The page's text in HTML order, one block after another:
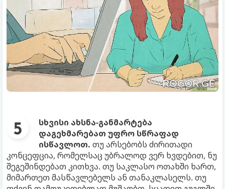
სხვისი ახსნა-განმარტება
დაგეხმარებათ უფრო სწრაფად
ისწავლოთ. თუ არსებობს ძირითადი
კონცეფცია, რომელსაც უბრალოდ ვერ ხვდებით, ნუ
შეგეშინდებათ კითხვა. თუ საკლასო ოთახში ხართ,
მიმართეთ მასწავლებელს ან თანაკლასელს. თუ